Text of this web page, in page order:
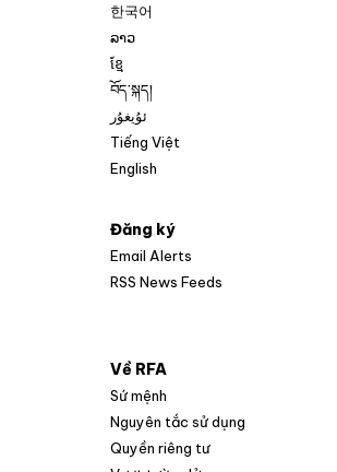
한국어
ລາວ
ខ្មែ
བོད་སྐད།
ئۇيغۇر
Tiếng Việt
English
Đăng ký
Email Alerts
RSS News Feeds
Về RFA
Sứ mệnh
Nguyên tắc sử dụng
Quyền riêng tư